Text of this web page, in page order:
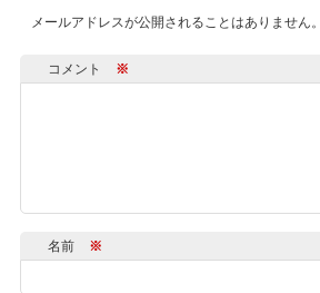
メールアドレスが公開されることはありません。
コメント ※
名前 ※